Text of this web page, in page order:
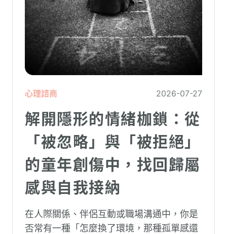
心理諮商 2026-07-27
解開隱形的情緒枷鎖：從
「被忽略」與「被拒絕」
的童年創傷中，找回歸屬
感與自我接納
在人際關係、伴侶互動或職場溝通中，你是
否常有一種「怎麼換了環境，那種孤單感還